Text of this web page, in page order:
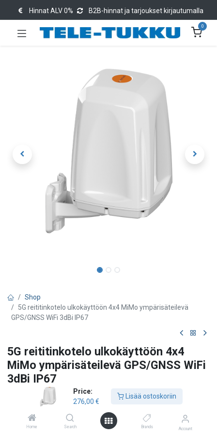
Price:
276,00 €
Lisää ostoskoriin
Home Search Brands Account
Hinnat ALV 0% B2B-hinnat ja tarjoukset kirjautumalla
0
Shop
5G reititinkotelo ulkokäyttöön 4x4 MiMo ympärisäteilevä
GPS/GNSS WiFi 3dBi IP67
5G reititinkotelo ulkokäyttöön 4x4
MiMo ympärisäteilevä GPS/GNSS WiFi
3dBi IP67
- Laajakaistainen 4G/5G antenni 617-4200 MHz, 4x4 MiMo
- Yhteensopiva 2G/3G/4G teknologioiden kanssa
- Dual Wlan 2.4 GHz ja 5 GHz, 2x2 MiMo